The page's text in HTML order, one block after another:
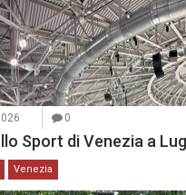
0
Sport di Venezia a
Venezia